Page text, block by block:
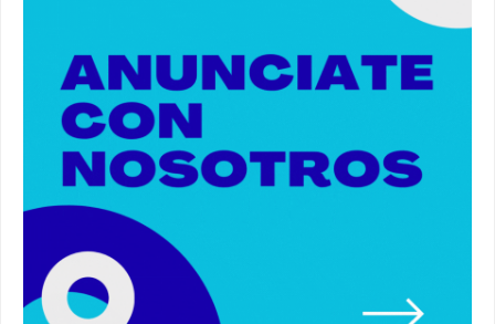
Premio de Medio Ambiente para el CEIP San
Mateo. #alcaladeguadaira #premios #colegio
03:01
Paseo de caballos. #alcaladeguadaira #ferias
#caballos
Un autobús ha golpeado a otro en el recinto
ferial. #accidente #alcaladeguadaira #ferias
Primer premio de casetas 2026.
#alcaladeguadaira #ferias